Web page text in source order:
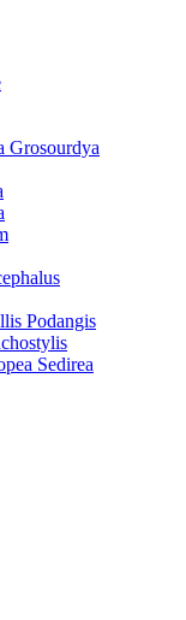
Grosourdya
Podangis
Sedirea